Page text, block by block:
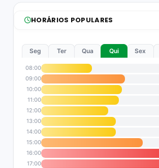
HORÁRIOS POPULARES
Seg Ter Qua Qui Sex
08:00
09:00
10:00
11:00
12:00
13:00
14:00
15:00
16:00
17:00